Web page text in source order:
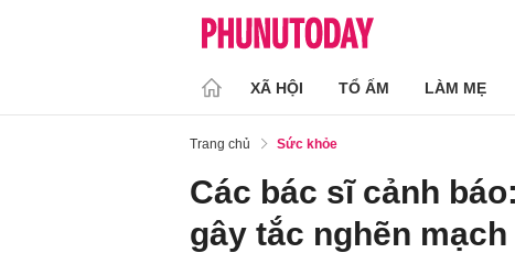
XÃ HỘI TỔ ẤM LÀM MẸ
Trang chủ Sức khỏe
Các bác sĩ cảnh
gây tắc nghẽn